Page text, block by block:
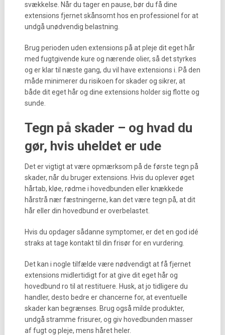
svækkelse. Når du tager en pause, bør du få dine
extensions fjernet skånsomt hos en professionel for at
undgå unødvendig belastning.
Brug perioden uden extensions på at pleje dit eget hår
med fugtgivende kure og nærende olier, så det styrkes
og er klar til næste gang, du vil have extensions i. På den
måde minimerer du risikoen for skader og sikrer, at
både dit eget hår og dine extensions holder sig flotte og
sunde.
Tegn på skader – og hvad du
gør, hvis uheldet er ude
Det er vigtigt at være opmærksom på de første tegn på
skader, når du bruger extensions. Hvis du oplever øget
hårtab, kløe, rødme i hovedbunden eller knækkede
hårstrå nær fæstningerne, kan det være tegn på, at dit
hår eller din hovedbund er overbelastet.
Hvis du opdager sådanne symptomer, er det en god idé
straks at tage kontakt til din frisør for en vurdering.
Det kan i nogle tilfælde være nødvendigt at få fjernet
extensions midlertidigt for at give dit eget hår og
hovedbund ro til at restituere. Husk, at jo tidligere du
handler, desto bedre er chancerne for, at eventuelle
skader kan begrænses. Brug også milde produkter,
undgå stramme frisurer, og giv hovedbunden masser
af fugt og pleje, mens håret heler.